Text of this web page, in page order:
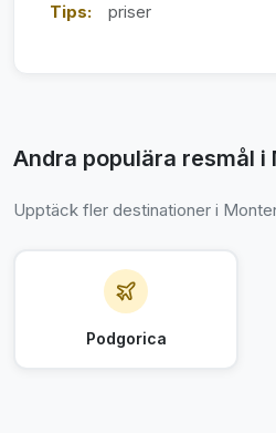
Tips:
priser
Andra populära resmål i
Upptäck fler destinationer i
Podgorica